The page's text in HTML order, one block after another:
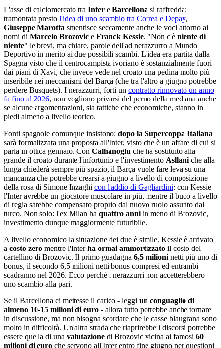
L'asse di calciomercato tra Inter e Barcellona si raffredda:
tramontata presto l'idea di uno scambio tra Correa e Depay,
Giuseppe Marotta smentisce seccamente anche le voci attorno ai
nomi di Marcelo Brozovic e Franck Kessie. "Non c'è niente di
niente" le brevi, ma chiare, parole dell'ad nerazzurro a Mundo
Deportivo in merito ai due possibili scambi. L'idea era partita dalla
Spagna visto che il centrocampista ivoriano è sostanzialmente fuori
dai piani di Xavi, che invece vede nel croato una pedina molto più
inseribile nei meccanismi del Barça (che tra l'altro a giugno potrebbe
perdere Busquets). I nerazzurri, forti un contratto rinnovato un anno
fa fino al 2026, non vogliono privarsi del perno della mediana anche
se alcune argomentazioni, sia tattiche che economiche, stanno in
piedi almeno a livello teorico.
Fonti spagnole comunque insistono: dopo la Supercoppa Italiana
sarà formalizzata una proposta all'Inter, visto che è un affare di cui si
parla in ottica gennaio. Con Calhanoglu che ha sostituito alla
grande il croato durante l'infortunio e l'investimento Asllani che alla
lunga chiederà sempre più spazio, il Barça vuole fare leva su una
mancanza che potrebbe crearsi a giugno a livello di composizione
della rosa di Simone Inzaghi con l'addio di Gagliardini: con Kessie
l'Inter avrebbe un giocatore muscolare in più, mentre il buco a livello
di regia sarebbe compensato proprio dal nuovo ruolo assunto dal
turco. Non solo: l'ex Milan ha quattro anni in meno di Brozovic,
investimento dunque maggiormente futuribile.
A livello economico la situazione dei due è simile. Kessie è arrivato
a costo zero mentre l'Interha ormai ammortizzato il costo del
cartellino di Brozovic. Il primo guadagna 6,5 milioni netti più uno di
bonus, il secondo 6,5 milioni netti bonus compresi ed entrambi
scadranno nel 2026. Ecco perché i nerazzurri non accetterebbero
uno scambio alla pari.
Se il Barcellona ci mettesse il carico - leggi un conguaglio di
almeno 10-15 milioni di euro - allora tutto potrebbe anche tornare
in discussione, ma non bisogna scordare che le casse blaugrana sono
molto in difficoltà. Un'altra strada che riaprirebbe i discorsi potrebbe
essere quella di una valutazione di Brozovic vicina ai famosi 60
milioni di euro che servono all'Inter entro fine giugno per questioni